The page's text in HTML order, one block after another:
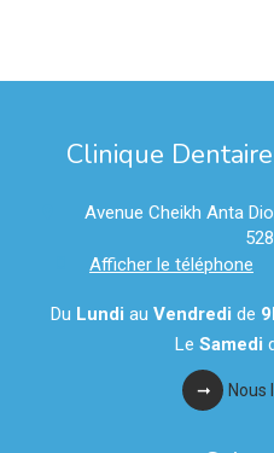
Clinique
Avenue Cheikh Anta
Afficher le téléphone
Du Lundi au Vendredi de
Le Samedi
Nous